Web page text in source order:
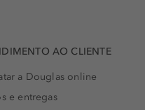
AO CLIENTE
a Douglas online
e entregas